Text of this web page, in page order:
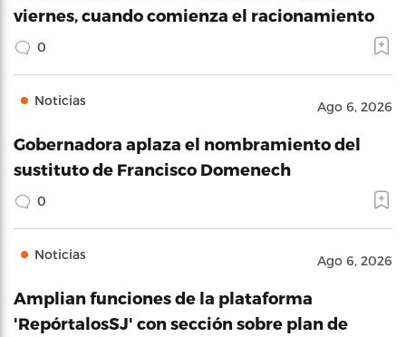
viernes, cuando comienza el racionamiento
0
Noticias Ago 6, 2026
Gobernadora aplaza el nombramiento del
sustituto de Francisco Domenech
0
Noticias Ago 6, 2026
Amplian funciones de la plataforma
'RepórtalosSJ' con sección sobre plan de